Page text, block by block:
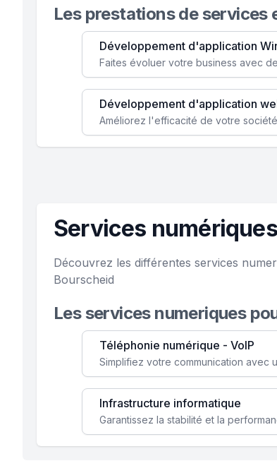
Les prestations de services
Développement d'application
Développement d'application
Services
Découvrez les différentes services
Bourscheid
Les services numeriques
Téléphonie numérique - VoIP
Infrastructure informatique